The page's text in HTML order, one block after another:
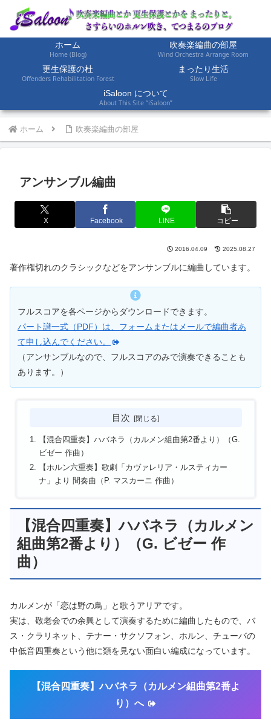
ホーム
Home (Blog)
吹奏楽編曲の部屋
Wind Orchestra Arrange Room
更生保護の杜
Offenders Rehabilitation Forest
まったり生活
Slow Life
iSaloon について
About This Site “iSaloon”
ホーム 吹奏楽編曲の部屋
アンサンブル編曲
X Facebook LINE コピー
2016.04.09 2025.08.27
著作権切れのクラシックなどをアンサンブルに編曲しています。
フルスコアを各ページからダウンロードできます。
パート譜一式（PDF）は、フォームまたはメールで編曲者あ
て申し込んでください。
（アンサンブルなので、フルスコアのみで演奏できることも
あります。）
目次
【混合四重奏】ハバネラ（カルメン組曲第2番より）（G.
ビゼー 作曲）
【ホルン六重奏】歌劇「カヴァレリア・ルスティカー
ナ」より 間奏曲（P. マスカーニ 作曲）
【混合四重奏】ハバネラ（カルメン
組曲第2番より）（G. ビゼー 作
曲）
カルメンが「恋は野の鳥」と歌うアリアです。
実は、敬老会での余興として演奏するために編曲したもので、バ
ス・クラリネット、テナー・サクソフォン、ホルン、チューバの
中低音四重奏という他に類を見ない面白い編成になっています。
【混合四重奏】ハバネラ（カルメン組曲第2番よ
り）へ